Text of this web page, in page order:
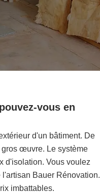
vous en
d'un bâtiment. De
gros œuvre. Le système
d'isolation. Vous voulez
Bauer Rénovation.
imbattables.